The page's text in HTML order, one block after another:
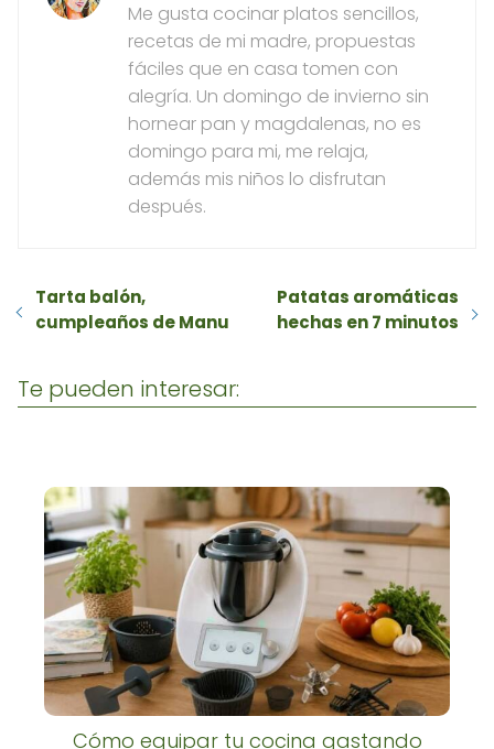
Me gusta cocinar platos sencillos,
recetas de mi madre, propuestas
fáciles que en casa tomen con
alegría. Un domingo de invierno sin
hornear pan y magdalenas, no es
domingo para mi, me relaja,
además mis niños lo disfrutan
después.
Tarta balón,
cumpleaños de Manu
Patatas aromáticas
hechas en 7 minutos
Te pueden interesar:
Cómo equipar tu cocina gastando